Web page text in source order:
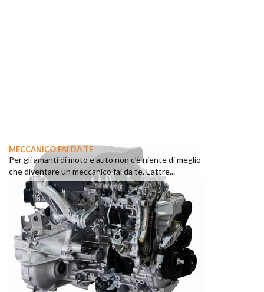
MECCANICO FAI DA TE
Per gli amanti di moto e auto non c’è niente di meglio
che diventare un meccanico fai da te. L’attre...